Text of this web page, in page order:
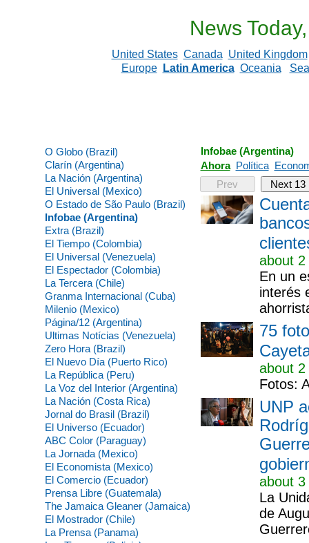
News
United States Canada United Kingdom
Europe
Latin America Oceania
O Globo (Brazil)
Clarín (Argentina)
La Nación (Argentina)
El Universal (Mexico)
O Estado de São Paulo (Brazil)
Infobae (Argentina)
Extra (Brazil)
El Tiempo (Colombia)
El Universal (Venezuela)
El Espectador (Colombia)
La Tercera (Chile)
Granma Internacional (Cuba)
Milenio (Mexico)
Página/12 (Argentina)
Ultimas Notícias (Venezuela)
Zero Hora (Brazil)
El Nuevo Día (Puerto Rico)
La República (Peru)
La Voz del Interior (Argentina)
La Nación (Costa Rica)
Jornal do Brasil (Brazil)
El Universo (Ecuador)
ABC Color (Paraguay)
La Jornada (Mexico)
El Economista (Mexico)
El Comercio (Ecuador)
Prensa Libre (Guatemala)
The Jamaica Gleaner (Jamaica)
El Mostrador (Chile)
La Prensa (Panama)
Infobae (Argentina)
Ahora Política
Prev
Next 13
about
En un
interés
75
about
Fotos:
UNP
about
La
de